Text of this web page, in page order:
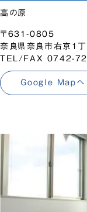
高の原
〒631-0805
奈良県奈良市右京1
TEL/FAX 0742-
Google Mapへ